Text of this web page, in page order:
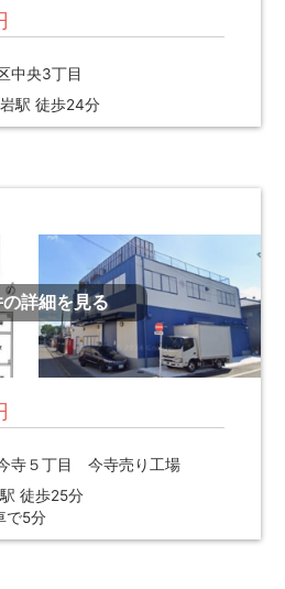
中央3丁目
駅 徒歩24分
詳細を見る
寺５丁目 今寺売り工場
徒歩25分
で5分